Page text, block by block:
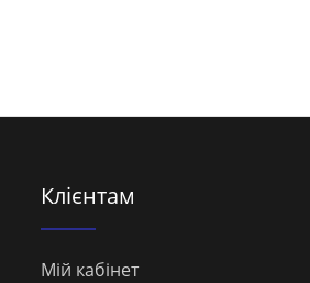
Клієнтам
Мій кабінет